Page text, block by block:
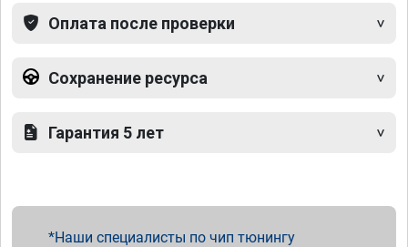
Оплата после проверки
Сохранение ресурса
Гарантия 5 лет
Наши специалисты по чип тюнингу